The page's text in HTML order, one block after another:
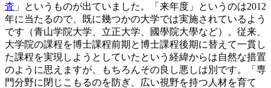
査 」というものが出ていました。「来年度」というのは2012
年に当たるので、既に幾つかの大学では実施されているよう
です（青山学院大学、立正大学、國學院大學など）。従来、
大学院の課程を博士課程前期と博士課程後期に替えて一貫し
た課程を実現しようとしていたという経緯からは自然な措置
のように思えますが、もちろんその良し悪しは別です。「専
門分野に閉じこもるのを防ぎ、広い視野を持つ人材を育て